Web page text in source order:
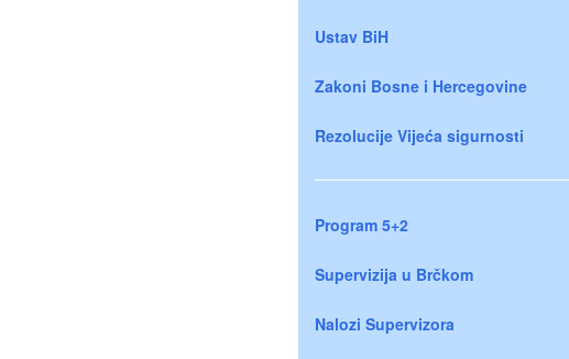
Ustav BiH
Zakoni Bosne i Hercegovine
Rezolucije Vijeća sigurnosti
Program 5+2
Supervizija u Brčkom
Nalozi Supervizora